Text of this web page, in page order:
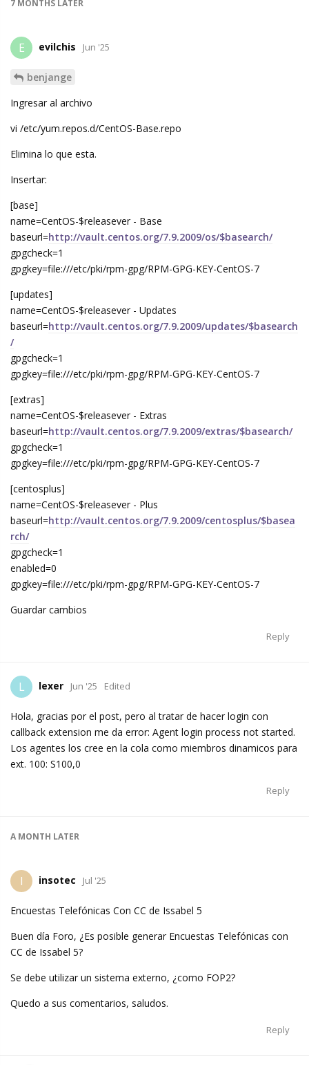
7 MONTHS LATER
E evilchis Jun '25
benjange
Ingresar al archivo
vi /etc/yum.repos.d/CentOS-Base.repo
Elimina lo que esta.
Insertar:
[base]
name=CentOS-$releasever - Base
baseurl=http://vault.centos.org/7.9.2009/os/$basearch/
gpgcheck=1
gpgkey=file:///etc/pki/rpm-gpg/RPM-GPG-KEY-CentOS-7
[updates]
name=CentOS-$releasever - Updates
baseurl=http://vault.centos.org/7.9.2009/updates/$basearch
/
gpgcheck=1
gpgkey=file:///etc/pki/rpm-gpg/RPM-GPG-KEY-CentOS-7
[extras]
name=CentOS-$releasever - Extras
baseurl=http://vault.centos.org/7.9.2009/extras/$basearch/
gpgcheck=1
gpgkey=file:///etc/pki/rpm-gpg/RPM-GPG-KEY-CentOS-7
[centosplus]
name=CentOS-$releasever - Plus
baseurl=http://vault.centos.org/7.9.2009/centosplus/$basea
rch/
gpgcheck=1
enabled=0
gpgkey=file:///etc/pki/rpm-gpg/RPM-GPG-KEY-CentOS-7
Guardar cambios
Reply
L lexer Jun '25 Edited
Hola, gracias por el post, pero al tratar de hacer login con
callback extension me da error: Agent login process not started.
Los agentes los cree en la cola como miembros dinamicos para
ext. 100: S100,0
Reply
A MONTH LATER
I insotec Jul '25
Encuestas Telefónicas Con CC de Issabel 5
Buen día Foro, ¿Es posible generar Encuestas Telefónicas con
CC de Issabel 5?
Se debe utilizar un sistema externo, ¿como FOP2?
Quedo a sus comentarios, saludos.
Reply